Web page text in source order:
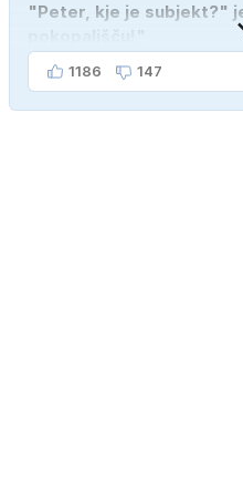
"Peter, kje je subjekt?"
1186 147